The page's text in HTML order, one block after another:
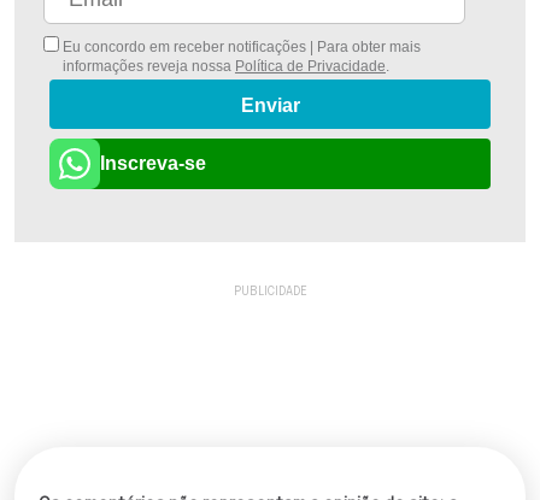
Eu concordo em receber notificações | Para obter mais
informações reveja nossa Política de Privacidade.
Enviar
Inscreva-se